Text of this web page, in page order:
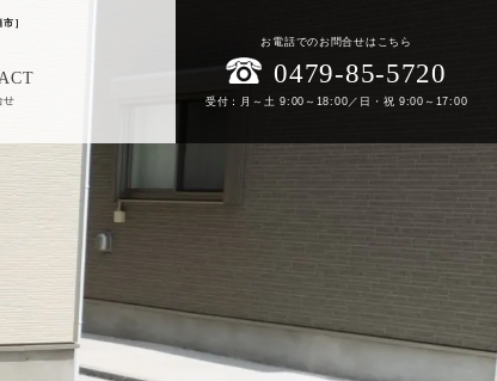
］
せ
お電話でのお問合せはこちら
0479-85-5720
受付：月～土 9:00～18:00／日・祝 9:00～17:00